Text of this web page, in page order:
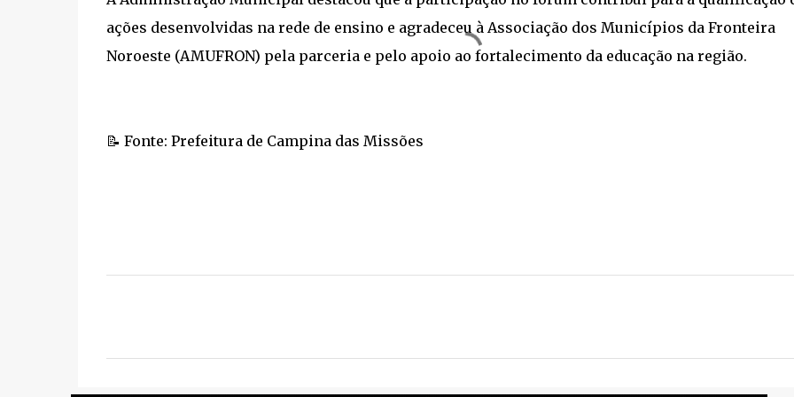
ações desenvolvidas na rede de ensino e agradeceu à Associação dos Municípios da Fronteira
Noroeste (AMUFRON) pela parceria e pelo apoio ao fortalecimento da educação na região.
📝 Fonte: Prefeitura de Campina das Missões